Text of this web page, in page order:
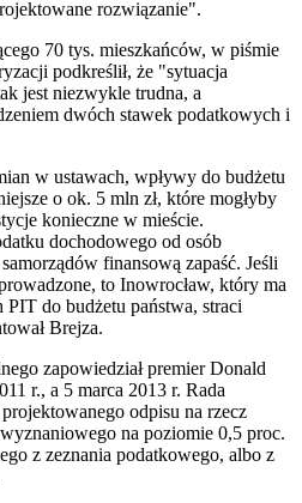
rozwiązanie".
70 tys. mieszkańców, w piśmie
podkreślił, że "sytuacja
jest niezwykle trudna, a
dwóch stawek podatkowych i
w ustawach, wpływy do budżetu
o ok. 5 mln zł, które mogłyby
konieczne w mieście.
dochodowego od osób
finansową zapaść. Jeśli
to Inowrocław, który ma
PIT do budżetu państwa, straci
Brejza.
zapowiedział premier Donald
r., a 5 marca 2013 r. Rada
odpisu na rzecz
na poziomie 0,5 proc.
z zeznania podatkowego, albo z